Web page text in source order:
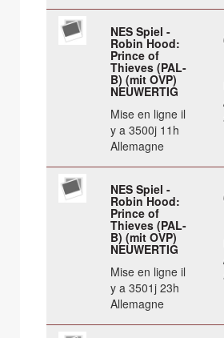
NES Spiel -
Robin Hood:
Prince of
Thieves (PAL-
B) (mit OVP)
NEUWERTIG
Mise en ligne il
y a 3500j 11h
Allemagne
NES Spiel -
Robin Hood:
Prince of
Thieves (PAL-
B) (mit OVP)
NEUWERTIG
Mise en ligne il
y a 3501j 23h
Allemagne